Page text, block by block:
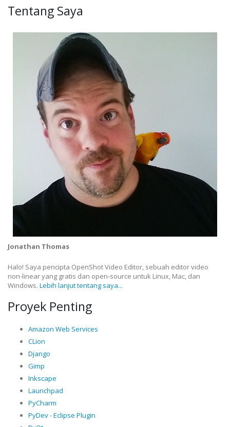
Tentang Saya
Jonathan Thomas
Halo! Saya pencipta OpenShot Video Editor, sebuah editor video
non-linear yang gratis dan open-source untuk Linux, Mac, dan
Windows. Lebih lanjut tentang saya...
Proyek Penting
Amazon Web Services
CLion
Django
Gimp
Inkscape
Launchpad
PyCharm
PyDev - Eclipse Plugin